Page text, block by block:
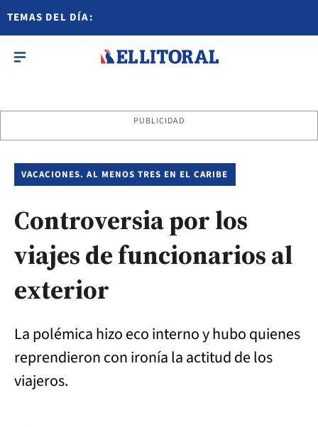
TEMAS DEL DÍA:
PUBLICIDAD
VACACIONES. AL MENOS TRES EN EL CARIBE
Controversia por los
viajes de funcionarios al
exterior
La polémica hizo eco interno y hubo quienes
reprendieron con ironía la actitud de los
viajeros.